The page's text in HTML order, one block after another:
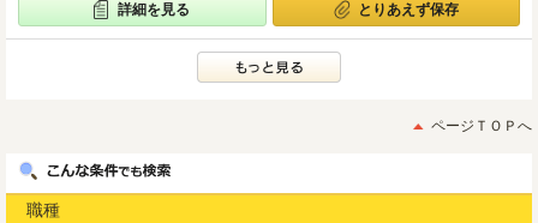
詳細を見る とりあえず保存
ページＴＯＰへ
職種